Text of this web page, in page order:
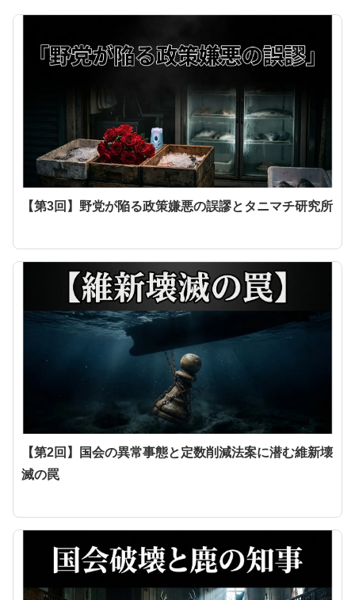
【第3回】野党が陥る政策嫌悪の誤謬とタニマチ研究所
【第2回】国会の異常事態と定数削減法案に潜む維新壊
滅の罠